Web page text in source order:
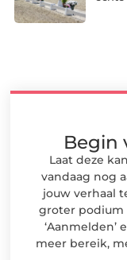
Begin
Laat deze
vandaag nog
jouw verhaal
groter podium
‘Aanmelden’
meer bereik,